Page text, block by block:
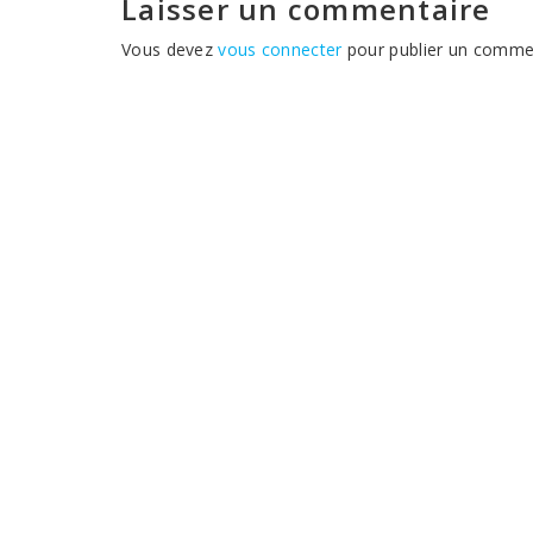
Laisser un commentaire
Vous devezvous connecterpour publier un